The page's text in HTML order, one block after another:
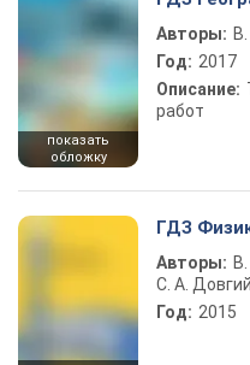
показать
обложку
Авторы:
Год: 2017
Описание:
работ
ГДЗ
Авторы:
С. А. Довгий
Год: 2015